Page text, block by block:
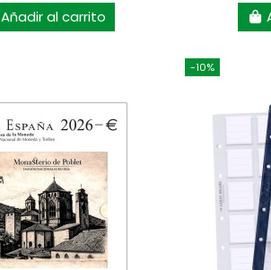
Añadir al carrito
-10%